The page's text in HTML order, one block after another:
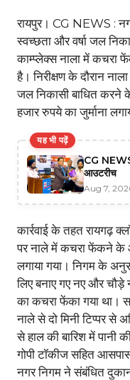
रायपुर। CG NEWS :
स्वच्छता और वर्षा जल
काम्प्लेक्स नाला में कचरा
है। निरीक्षण के दौरान
जल निकासी बाधित करने
हजार रुपये का जुर्माना
यह भी पढ़ें
CG
आउटरीच
Aug 7,
कार्रवाई के तहत रायगढ़
पर नाले में कचरा फेंकने के
लगाया गया। निगम के
लिए बनाए गए नए और चौड़े
का कचरा फेंका गया था।
नाले से दो मिनी टिप्पर
से हाल की बारिश में पानी
गोपी टॉकीज सहित
नगर निगम ने संबंधित